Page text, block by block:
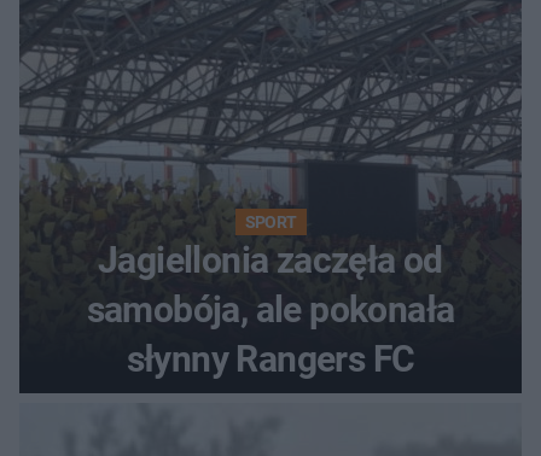
SPORT
Jagiellonia zaczęła od
samobója, ale pokonała
słynny Rangers FC